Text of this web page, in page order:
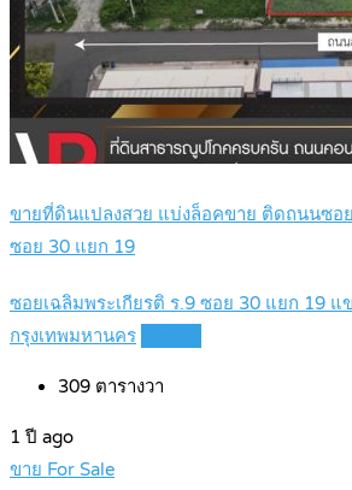
ขายที่ดินแปลงสวย แบ่งล็อคขาย ติดถนนซอย
ซอย 30 แยก 19
ซอยเฉลิมพระเกียรติ ร.9 ซอย 30 แยก 19 แ
กรุงเทพมหานคร
309 ตารางวา
1 ปี ago
ขาย For Sale